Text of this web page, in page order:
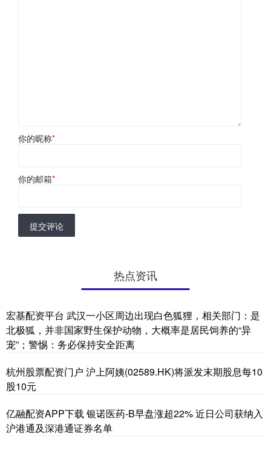
你的昵称*
你的邮箱*
提交评论
热点资讯
宏基配资平台 武汉一小区周边出现白色狐狸，相关部门：是
北极狐，并非国家野生保护动物，大概率是居民饲养的“异
宠”；警惕：务必保持安全距离
杭州股票配资门户 沪上阿姨(02589.HK)将派发末期股息每10
股10元
亿融配资APP下载 银诺医药-B早盘涨超22% 近日公司获纳入
沪港通及深港通证券名单